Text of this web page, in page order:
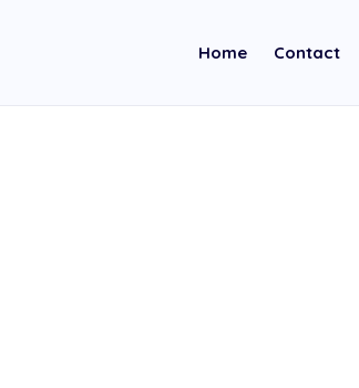
Home Contact